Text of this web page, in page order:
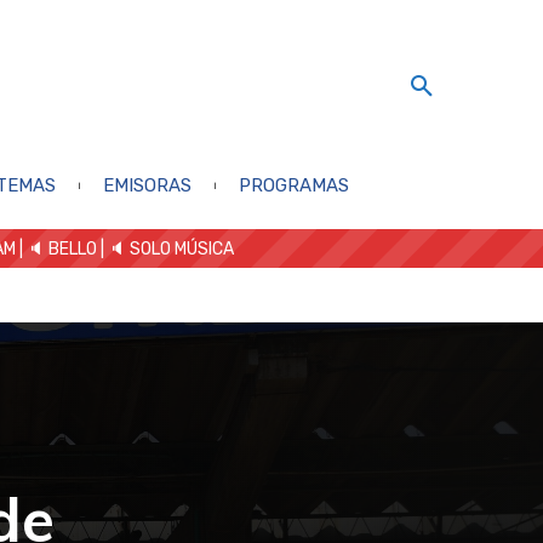
EMISORAS PROGRAMAS
| 🔈 BELLO 🔈 SOLO MÚSICA